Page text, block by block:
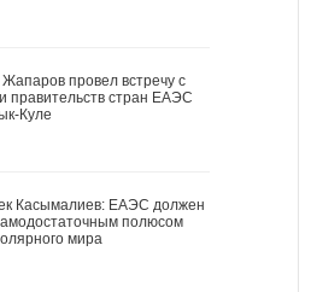
провел встречу с
правительств стран ЕАЭС
Куле
Касымалиев: ЕАЭС должен
полюсом
мира